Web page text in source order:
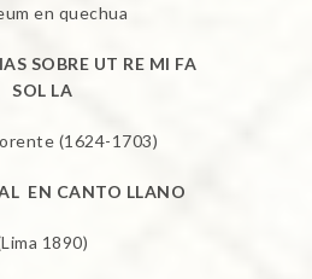
en quechua
SOBRE UT RE MI FA
SOL LA
(1624-1703)
EN CANTO LLANO
1890)